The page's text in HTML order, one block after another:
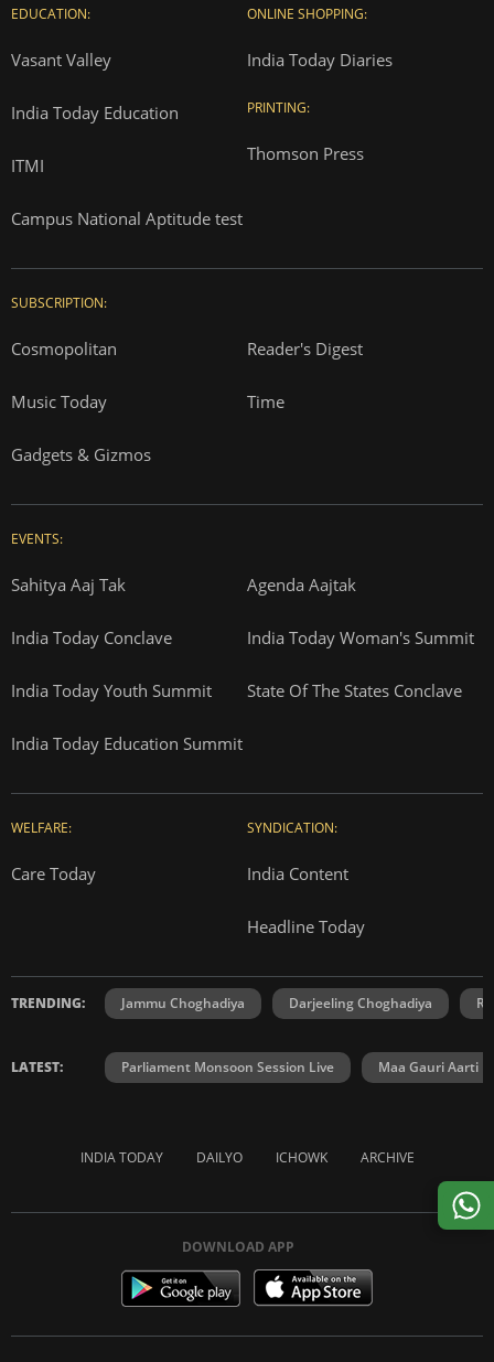
EDUCATION:
Vasant Valley
India Today Education
ITMI
Campus National Aptitude test
ONLINE SHOPPING:
India Today Diaries
PRINTING:
Thomson Press
SUBSCRIPTION:
Cosmopolitan Reader's Digest
Music Today Time
Gadgets & Gizmos
EVENTS:
Sahitya Aaj Tak Agenda Aajtak
India Today Conclave India Today Woman's Summit
India Today Youth Summit State Of The States Conclave
India Today Education Summit
WELFARE:
Care Today
SYNDICATION:
India Content
Headline Today
TRENDING: Jammu Choghadiya Darjeeling Choghadiya
LATEST: Parliament Monsoon Session Live Maa Gauri Aarti
INDIA TODAY DAILYO ICHOWK ARCHIVE
DOWNLOAD APP